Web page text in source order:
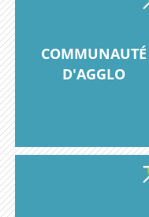
COMMUNAUTÉ
D'AGGLO